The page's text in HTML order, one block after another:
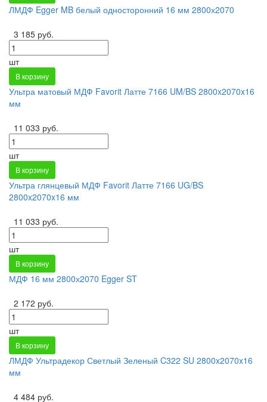
ЛМДФ Egger MB белый односторонний 16 мм 2800х2070
3 185 руб.
шт
В корзину
Ультра матовый МДФ Favorit Латте 7166 UM/BS 2800x2070x16
мм
11 033 руб.
шт
В корзину
Ультра глянцевый МДФ Favorit Латте 7166 UG/BS
2800x2070x16 мм
11 033 руб.
шт
В корзину
МДФ 16 мм 2800х2070 Egger ST
2 172 руб.
шт
В корзину
ЛМДФ Ультрадекор Светлый Зеленый C322 SU 2800x2070x16
мм
4 484 руб.